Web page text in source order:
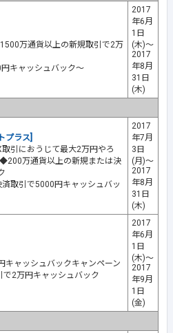
万通貨以上の新規取引で2万
キャッシュバック～
2017
年6月
1日
(木)～
2017
年8月
31日
(木)
プラス]
引におうじて最大2万円やろ
万通貨以上の新規または決
取引で5000円キャッシュバッ
2017
年7月
3日
(月)～
2017
年8月
31日
(木)
キャッシュバックキャンペーン
2万円キャッシュバック
2017
年6月
1日
(木)～
2017
年9月
1日
(金)